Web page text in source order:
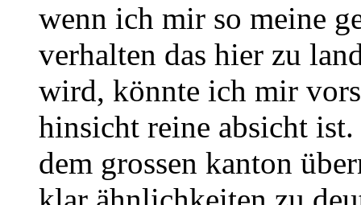
wenn ich mir so meine
verhalten das hier zu
wird, könnte ich mir
hinsicht reine absicht
dem grossen kanton